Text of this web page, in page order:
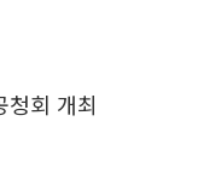
회 개최